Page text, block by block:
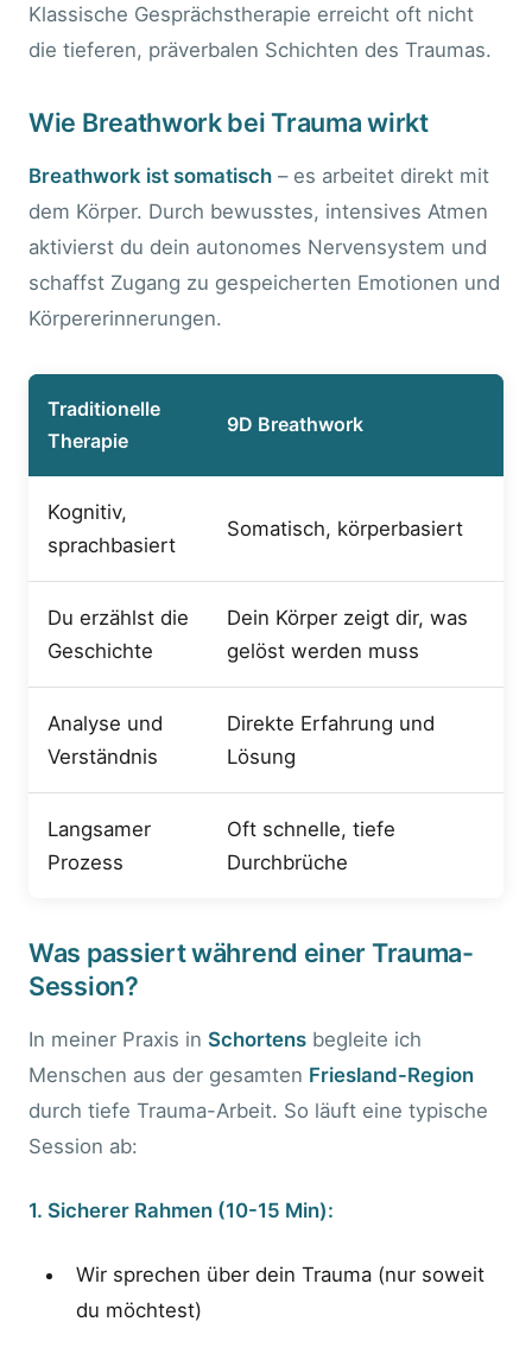
Klassische Gesprächstherapie erreicht oft nicht
die tieferen, präverbalen Schichten des Traumas.
Wie Breathwork bei Trauma wirkt
Breathwork ist somatisch – es arbeitet direkt mit
dem Körper. Durch bewusstes, intensives Atmen
aktivierst du dein autonomes Nervensystem und
schaffst Zugang zu gespeicherten Emotionen und
Körpererinnerungen.
Traditionelle
Therapie
9D Breathwork
Kognitiv,
sprachbasiert
Somatisch, körperbasiert
Du erzählst die
Geschichte
Dein Körper zeigt dir, was
gelöst werden muss
Analyse und
Verständnis
Direkte Erfahrung und
Lösung
Langsamer
Prozess
Oft schnelle, tiefe
Durchbrüche
Was passiert während einer Trauma-
Session?
In meiner Praxis in Schortens begleite ich
Menschen aus der gesamten Friesland-Region
durch tiefe Trauma-Arbeit. So läuft eine typische
Session ab:
1. Sicherer Rahmen (10-15 Min):
Wir sprechen über dein Trauma (nur soweit
du möchtest)